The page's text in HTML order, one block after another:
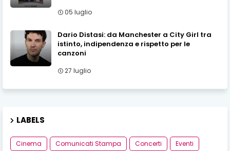
05 luglio
Dario Distasi: da Manchester a City Girl tra
istinto, indipendenza e rispetto per le
canzoni
27 luglio
LABELS
Cinema Comunicati Stampa Concerti
Eventi